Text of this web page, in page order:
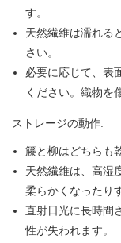
す。
天然繊維は濡れる
さい。
必要に応じて、表
ください。織物を
ストレージの動作:
籐と柳はどちらも
天然繊維は、高湿
柔らかくなったり
直射日光に長時間
性が失われます。